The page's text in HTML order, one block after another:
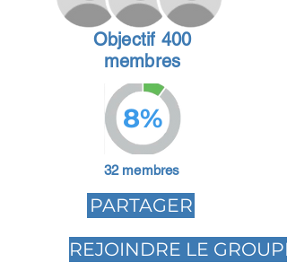
Objectif 400
membres
8%
32 membres
PARTAGER
REJOINDRE LE GROUPE